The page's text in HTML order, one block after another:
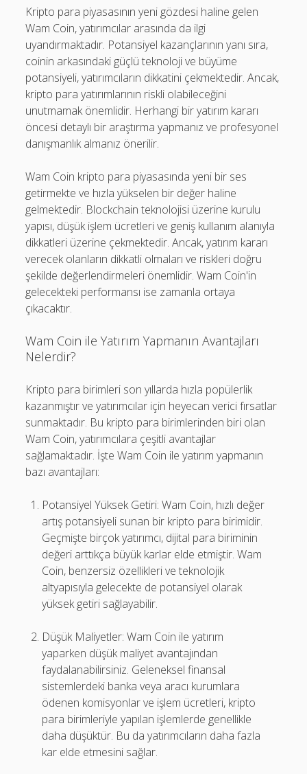
Kripto para piyasasının yeni gözdesi haline gelen
Wam Coin, yatırımcılar arasında da ilgi
uyandırmaktadır. Potansiyel kazançlarının yanı sıra,
coinin arkasındaki güçlü teknoloji ve büyüme
potansiyeli, yatırımcıların dikkatini çekmektedir. Ancak,
kripto para yatırımlarının riskli olabileceğini
unutmamak önemlidir. Herhangi bir yatırım kararı
öncesi detaylı bir araştırma yapmanız ve profesyonel
danışmanlık almanız önerilir.
Wam Coin kripto para piyasasında yeni bir ses
getirmekte ve hızla yükselen bir değer haline
gelmektedir. Blockchain teknolojisi üzerine kurulu
yapısı, düşük işlem ücretleri ve geniş kullanım alanıyla
dikkatleri üzerine çekmektedir. Ancak, yatırım kararı
verecek olanların dikkatli olmaları ve riskleri doğru
şekilde değerlendirmeleri önemlidir. Wam Coin'in
gelecekteki performansı ise zamanla ortaya
çıkacaktır.
Wam Coin ile Yatırım Yapmanın Avantajları
Nelerdir?
Kripto para birimleri son yıllarda hızla popülerlik
kazanmıştır ve yatırımcılar için heyecan verici fırsatlar
sunmaktadır. Bu kripto para birimlerinden biri olan
Wam Coin, yatırımcılara çeşitli avantajlar
sağlamaktadır. İşte Wam Coin ile yatırım yapmanın
bazı avantajları:
Potansiyel Yüksek Getiri: Wam Coin, hızlı değer
artış potansiyeli sunan bir kripto para birimidir.
Geçmişte birçok yatırımcı, dijital para biriminin
değeri arttıkça büyük karlar elde etmiştir. Wam
Coin, benzersiz özellikleri ve teknolojik
altyapısıyla gelecekte de potansiyel olarak
yüksek getiri sağlayabilir.
Düşük Maliyetler: Wam Coin ile yatırım
yaparken düşük maliyet avantajından
faydalanabilirsiniz. Geleneksel finansal
sistemlerdeki banka veya aracı kurumlara
ödenen komisyonlar ve işlem ücretleri, kripto
para birimleriyle yapılan işlemlerde genellikle
daha düşüktür. Bu da yatırımcıların daha fazla
kar elde etmesini sağlar.